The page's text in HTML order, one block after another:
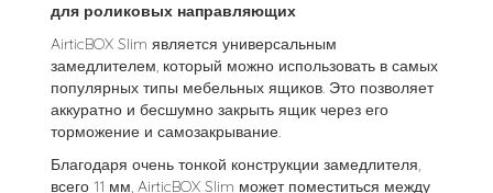
для роликовых направляющих
AirticBOX Slim является универсальным
замедлителем, который можно использовать в самых
популярных типы мебельных ящиков. Это позволяет
аккуратно и бесшумно закрыть ящик через его
торможение и самозакрывание.
Благодаря очень тонкой конструкции замедлителя,
всего 11 мм, AirticBOX Slim может поместиться между